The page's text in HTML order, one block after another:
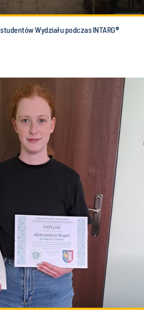
Wydziału podczas INTARG®